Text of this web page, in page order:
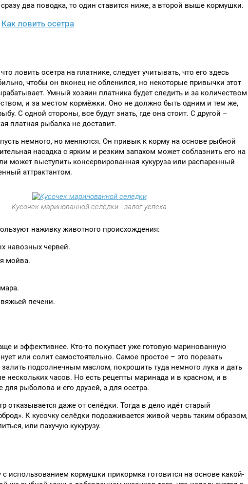
два поводка, то один ставится ниже, а второй выше кормушки.
Как ловить осетра
ловить осетра на платнике, следует учитывать, что его здесь
чтобы он вконец не обленился, но некоторые привычки этот
Умный хозяин платника будет следить и за количеством
и за местом кормёжки. Оно не должно быть одним и тем же,
С одной стороны, все будут знать, где она стоит. С другой –
платная рыбалка не доставит.
немного, но меняются. Он привык к корму на основе рыбной
насадка с ярким и резким запахом может соблазнить его на
может выступить консервированная кукуруза или распаренный
аттрактантом.
Кусочек маринованной селёдки - залог успеха
наживку животного происхождения:
навозных червей.
мойва.
печени.
и эффективнее. Кто-то покупает уже готовую маринованную
или солит самостоятельно. Самое простое – это порезать
залить подсолнечным маслом, покрошить туда немного лука и дать
нескольких часов. Но есть рецепты маринада и в красном, и в
для рыболова и его друзей, а для осетра.
отказывается даже от селёдки. Тогда в дело идёт старый
К кусочку селёдки подсаживается живой червь таким образом,
или пахучую кукурузу.
использованием кормушки прикормка готовится на основе какой-